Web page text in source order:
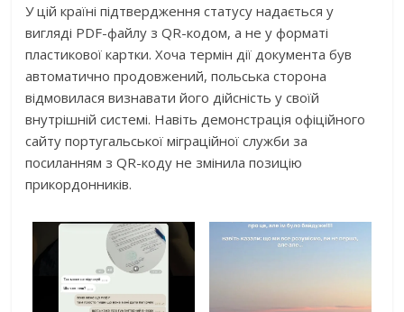
У цій країні підтвердження статусу надається у
вигляді PDF-файлу з QR-кодом, а не у форматі
пластикової картки. Хоча термін дії документа був
автоматично продовжений, польська сторона
відмовилася визнавати його дійсність у своїй
внутрішній системі. Навіть демонстрація офіційного
сайту португальської міграційної служби за
посиланням з QR-коду не змінила позицію
прикордонників.